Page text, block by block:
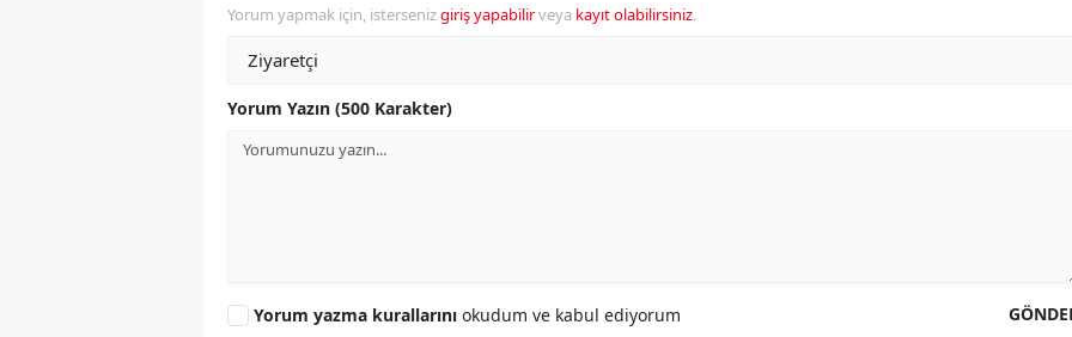
Yorum yapmak için, istersenizgiriş yapabilirveya kayıt olabilirsiniz.
Yorum Yazın (500 Karakter)
Yorum yazma kurallarını okudum ve kabul ediyorum